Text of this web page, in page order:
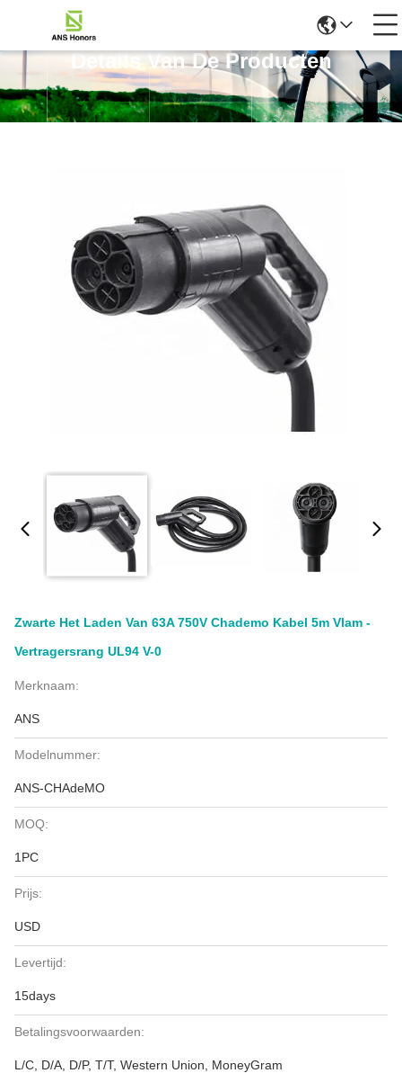
Details Van De Producten
Zwarte Het Laden Van 63A 750V Chademo Kabel 5m Vlam -
Vertragersrang UL94 V-0
Merknaam:
ANS
Modelnummer:
ANS-CHAdeMO
MOQ:
1PC
Prijs:
USD
Levertijd:
15days
Betalingsvoorwaarden:
L/C, D/A, D/P, T/T, Western Union, MoneyGram